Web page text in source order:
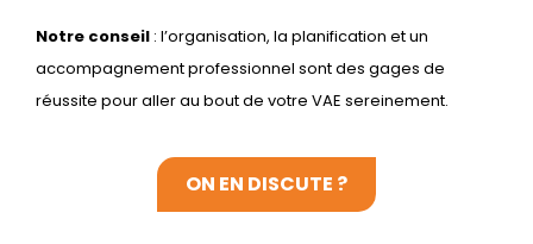
Notre conseil : l’organisation, la planification et un
accompagnement professionnel sont des gages de
réussite pour aller au bout de votre VAE sereinement.
ON EN DISCUTE ?